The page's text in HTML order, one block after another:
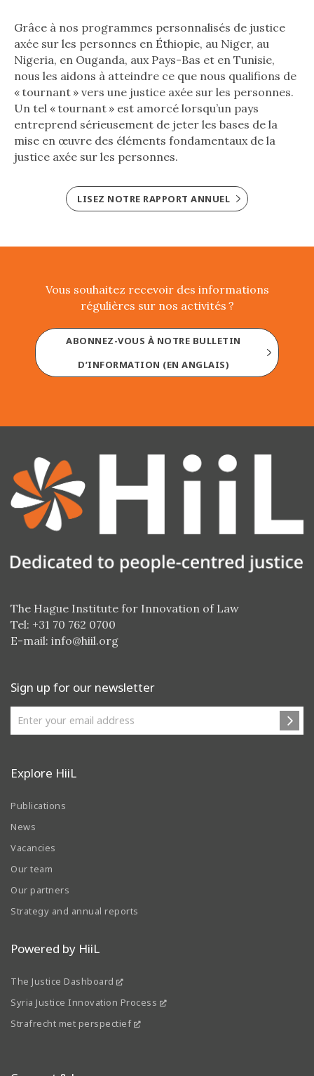
Grâce à nos programmes personnalisés de justice
axée sur les personnes en Éthiopie, au Niger, au
Nigeria, en Ouganda, aux Pays-Bas et en Tunisie,
nous les aidons à atteindre ce que nous qualifions de
« tournant » vers une justice axée sur les personnes.
Un tel « tournant » est amorcé lorsqu’un pays
entreprend sérieusement de jeter les bases de la
mise en œuvre des éléments fondamentaux de la
justice axée sur les personnes.
LISEZ NOTRE RAPPORT ANNUEL
Vous souhaitez recevoir des informations
régulières sur nos activités ?
ABONNEZ-VOUS À NOTRE BULLETIN
D’INFORMATION (EN ANGLAIS)
The Hague Institute for Innovation of Law
Tel: +31 70 762 0700
E-mail: info@hiil.org
Sign up for our newsletter
Explore HiiL
Publications
News
Vacancies
Our team
Our partners
Strategy and annual reports
Powered by HiiL
The Justice Dashboard
Syria Justice Innovation Process
Strafrecht met perspectief